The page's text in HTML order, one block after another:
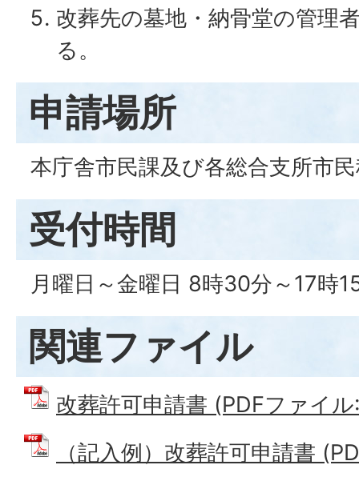
改葬先の墓地・納骨堂の管理
る。
申請場所
本庁舎市民課及び各総合支所市
受付時間
月曜日～金曜日 8時30分～17時
関連ファイル
改葬許可申請書 (PDFファイ
（記入例）改葬許可申請書